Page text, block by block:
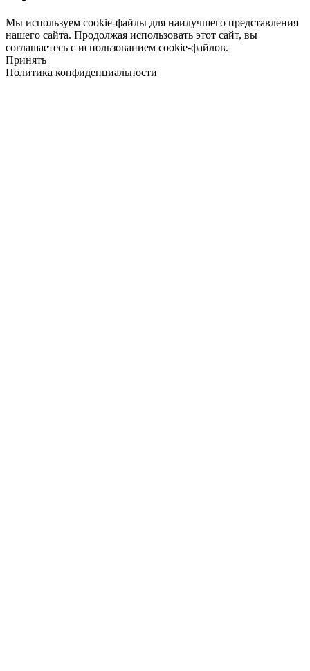
Мы используем cookie-файлы для наилучшего представления
нашего сайта. Продолжая использовать этот сайт, вы
соглашаетесь с использованием cookie-файлов.
Принять
Политика конфиденциальности